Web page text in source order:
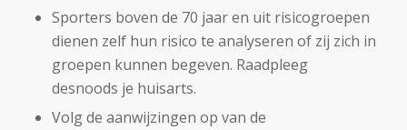
Sporters boven de 70 jaar en uit risicogroepen
dienen zelf hun risico te analyseren of zij zich in
groepen kunnen begeven. Raadpleeg
desnoods je huisarts.
Volg de aanwijzingen op van de